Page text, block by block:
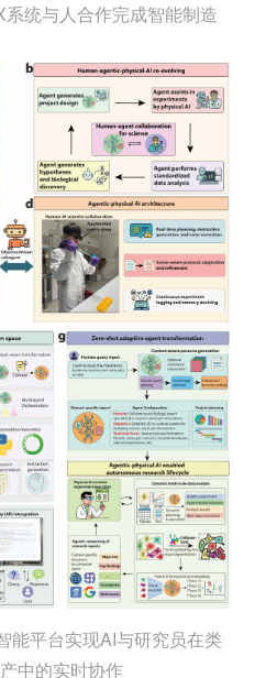
统与人合作完成智能制造
平台实现AI与研究员在类
中的实时协作